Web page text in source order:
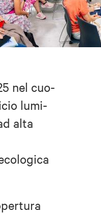
nel cuo­
lumi­
alta